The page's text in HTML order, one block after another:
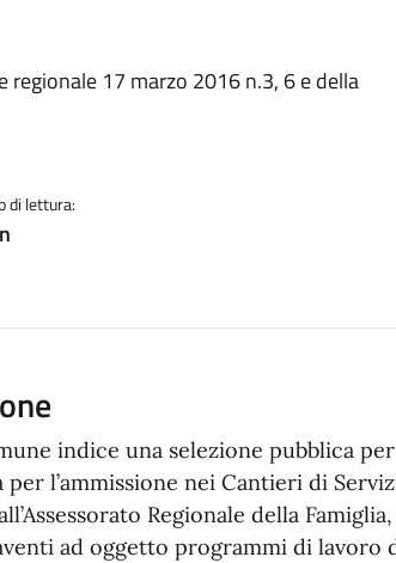
regionale 17 marzo 2016 n.3, 6 e della
di lettura:
indice una selezione pubblica
per l’ammissione nei Cantieri di
Regionale della
ad oggetto programmi di lavoro